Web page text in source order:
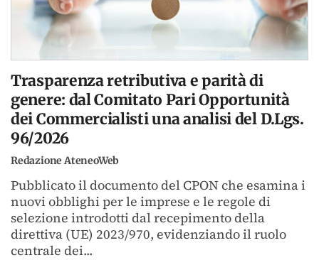
Trasparenza retributiva e parità di
genere: dal Comitato Pari Opportunità
dei Commercialisti una analisi del D.Lgs.
96/2026
Redazione AteneoWeb
Pubblicato il documento del CPON che esamina i
nuovi obblighi per le imprese e le regole di
selezione introdotti dal recepimento della
direttiva (UE) 2023/970, evidenziando il ruolo
centrale dei...